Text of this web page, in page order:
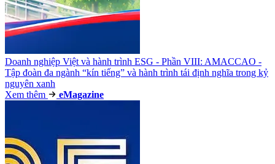
Doanh nghiệp Việt và hành trình ESG - Phần VIII: AMACCAO -
Tập đoàn đa ngành “kín tiếng” và hành trình tái định nghĩa trong kỷ
nguyên xanh
Xem thêm
eMagazine